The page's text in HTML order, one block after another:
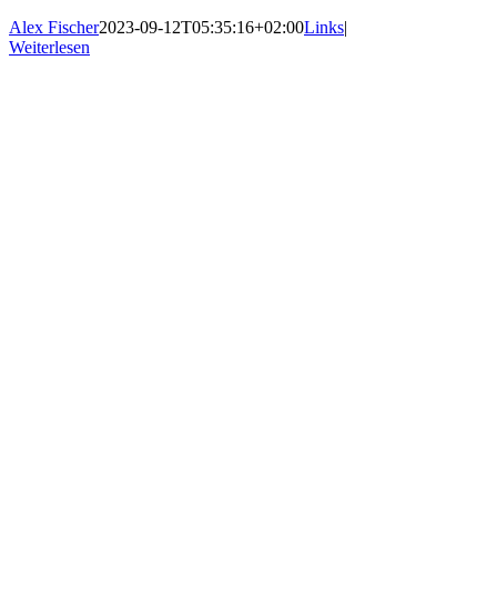
Alex Fischer2023-09-12T05:35:16+02:00Links|
Weiterlesen